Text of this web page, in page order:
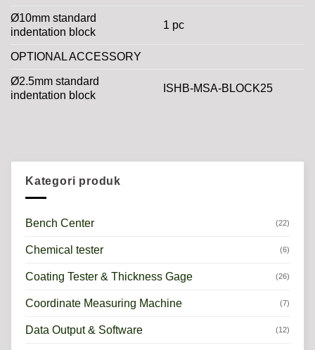
Ø10mm standard
indentation block
1 pc
OPTIONAL ACCESSORY
Ø2.5mm standard
indentation block
ISHB-MSA-BLOCK25
Kategori produk
Bench Center (22)
Chemical tester (6)
Coating Tester & Thickness Gage (26)
Coordinate Measuring Machine (7)
Data Output & Software (12)